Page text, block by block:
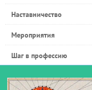
Наставничество
Мероприятия
Шаг в профессию